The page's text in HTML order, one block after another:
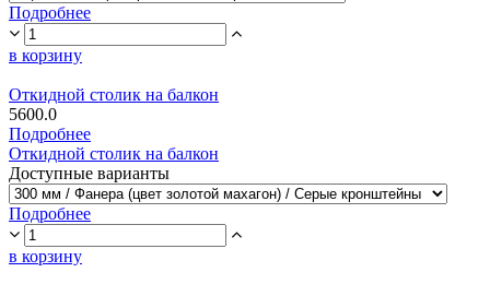
Подробнее
в корзину
Откидной столик на балкон
5600.0
Подробнее
Откидной столик на балкон
Доступные варианты
Подробнее
в корзину